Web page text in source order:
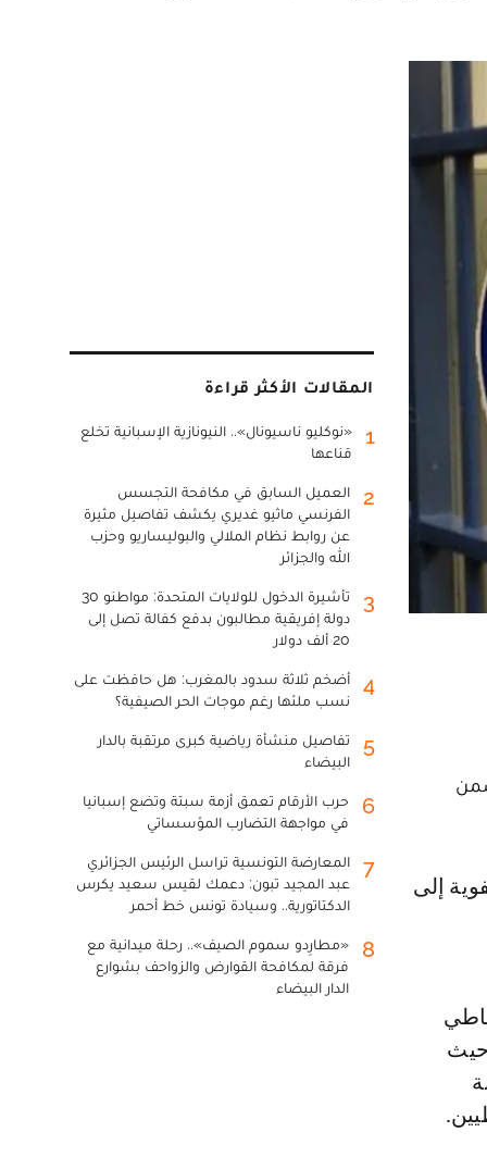
ضمن
حيث
المقالات الأكثر قراءة
1
«نوكليو ناسيونال».. النيونازية الإسبانية تخلع
قناعها
2
العميل السابق في مكافحة التجسس
الفرنسي ماثيو غديري يكشف تفاصيل مثيرة
عن روابط نظام الملالي والبوليساريو وحزب
الله والجزائر
3
تأشيرة الدخول للولايات المتحدة: مواطنو 30
دولة إفريقية مطالبون بدفع كفالة تصل إلى
20 ألف دولار
4
أضخم ثلاثة سدود بالمغرب: هل حافظت على
نسب ملئها رغم موجات الحر الصيفية؟
5
تفاصيل منشأة رياضية كبرى مرتقبة بالدار
البيضاء
6
حرب الأرقام تعمق أزمة سبتة وتضع إسبانيا
في مواجهة التضارب المؤسساتي
7
المعارضة التونسية تراسل الرئيس الجزائري
عبد المجيد تبون: دعمك لقيس سعيد يكرس
الدكتاتورية.. وسيادة تونس خط أحمر
8
«مطارِدو سموم الصيف».. رحلة ميدانية مع
فرقة لمكافحة القوارض والزواحف بشوارع
الدار البيضاء